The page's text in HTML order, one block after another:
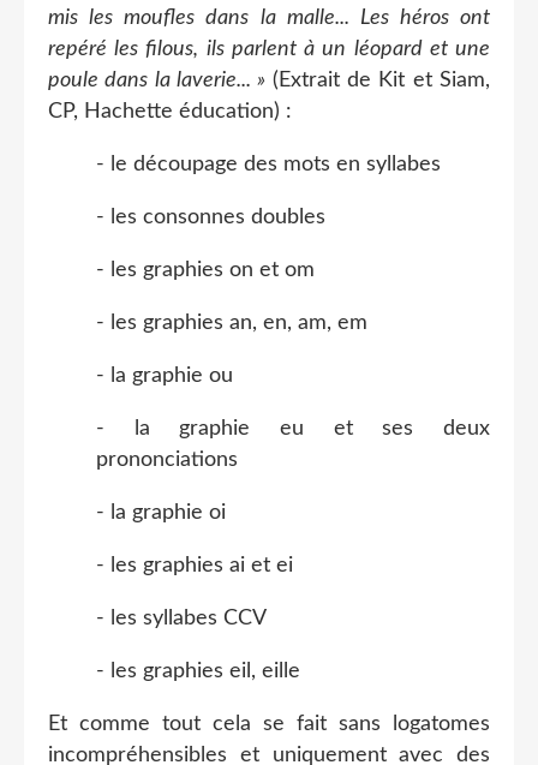
mis les moufles dans la malle... Les héros ont
repéré les filous, ils parlent à un léopard et une
poule dans la laverie... » (Extrait de Kit et Siam,
CP, Hachette éducation) :
- le découpage des mots en syllabes
- les consonnes doubles
- les graphies on et om
- les graphies an, en, am, em
- la graphie ou
- la graphie eu et ses deux
prononciations
- la graphie oi
- les graphies ai et ei
- les syllabes CCV
- les graphies eil, eille
Et comme tout cela se fait sans logatomes
incompréhensibles et uniquement avec des